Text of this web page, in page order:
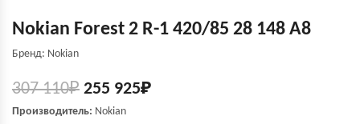
Nokian Forest 2 R-1 420/85 28 148 A8
Бренд: Nokian
307 110₽ 255 925₽
Производитель: Nokian